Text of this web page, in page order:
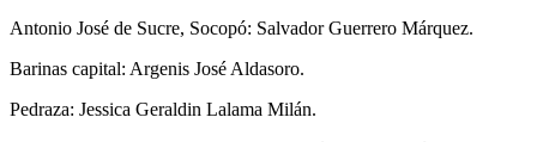
Antonio José de Sucre, Socopó: Salvador Guerrero Márquez.
Barinas capital: Argenis José Aldasoro.
Pedraza: Jessica Geraldin Lalama Milán.